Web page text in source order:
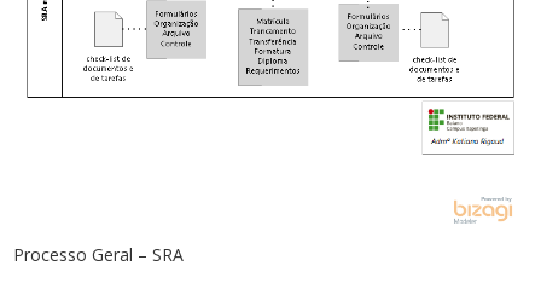
Processo Geral – SRA